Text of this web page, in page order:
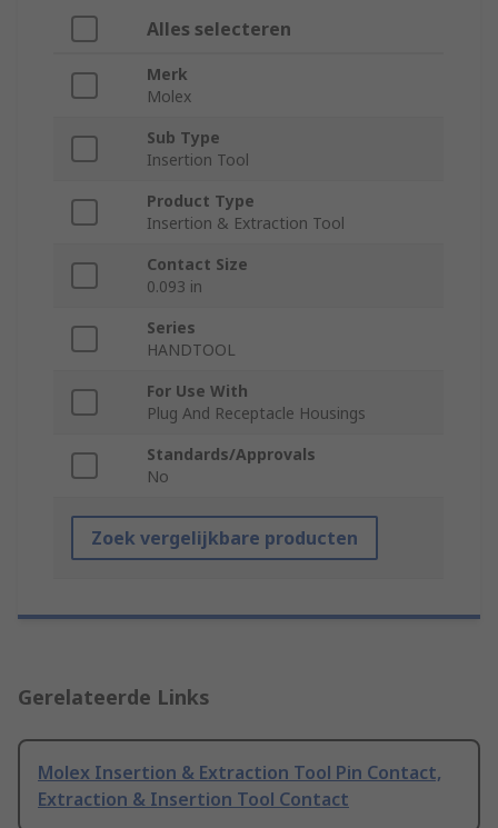
Alles selecteren
Merk
Molex
Sub Type
Insertion Tool
Product Type
Insertion & Extraction Tool
Contact Size
0.093 in
Series
HANDTOOL
For Use With
Plug And Receptacle Housings
Standards/Approvals
No
Zoek vergelijkbare producten
Gerelateerde Links
Molex Insertion & Extraction Tool Pin Contact,
Extraction & Insertion Tool Contact